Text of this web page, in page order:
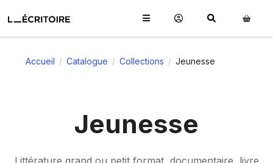
Accueil / Catalogue / Collections / Jeunesse
Jeunesse
Littérature grand ou petit format, documentaire, livre